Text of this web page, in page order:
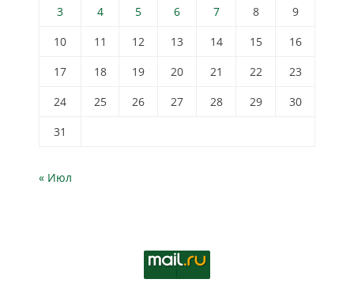
3
4 5 6 7 8
9
10
11 12 13 14 15
16
17
18 19 20 21 22
23
24
25 26 27 28 29
30
31
« Июл